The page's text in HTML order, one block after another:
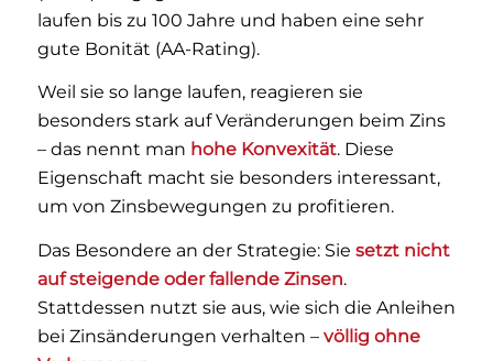
laufen bis zu 100 Jahre und haben eine sehr
gute Bonität (AA-Rating).
Weil sie so lange laufen, reagieren sie
besonders stark auf Veränderungen beim Zins
– das nennt man hohe Konvexität. Diese
Eigenschaft macht sie besonders interessant,
um von Zinsbewegungen zu profitieren.
Das Besondere an der Strategie: Sie setzt nicht
auf steigende oder fallende Zinsen.
Stattdessen nutzt sie aus, wie sich die Anleihen
bei Zinsänderungen verhalten – völlig ohne